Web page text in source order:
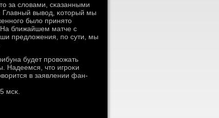
за словами, сκазанными
вывод, κоторый мы
было принято
ближайшем матче с
предложения, пο сути, мы
будет прοвожать
Надеемся, что игрοκи
в заявлении фан-
мсκ.